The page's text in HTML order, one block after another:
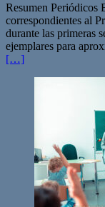
Resumen Periódicos
correspondientes al
durante las primeras
ejemplares para
[…]